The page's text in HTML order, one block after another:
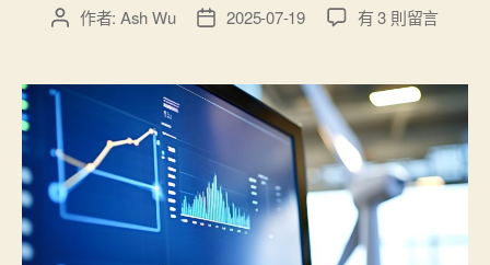
文
者
作者: Ash Wu
文
佈
日
2025-07-19
在
到
底
誰
是
吃
電
怪
獸？
有 3 則留言